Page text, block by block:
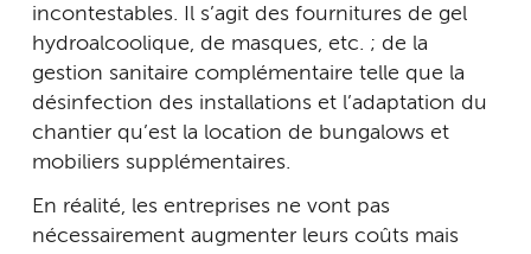
incontestables. Il s’agit des fournitures de gel
hydroalcoolique, de masques, etc. ; de la
gestion sanitaire complémentaire telle que la
désinfection des installations et l’adaptation du
chantier qu’est la location de bungalows et
mobiliers supplémentaires.
En réalité, les entreprises ne vont pas
nécessairement augmenter leurs coûts mais